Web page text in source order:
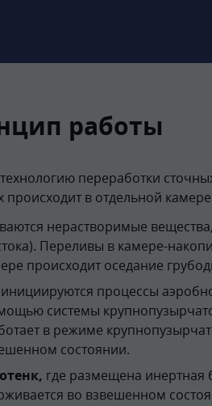
работы
переработки
в отдельной
нерастворимые
Переливы в камере-
происходит оседание
процессы
системы
в режиме
состоянии.
где размещена инертная
во взвешенном